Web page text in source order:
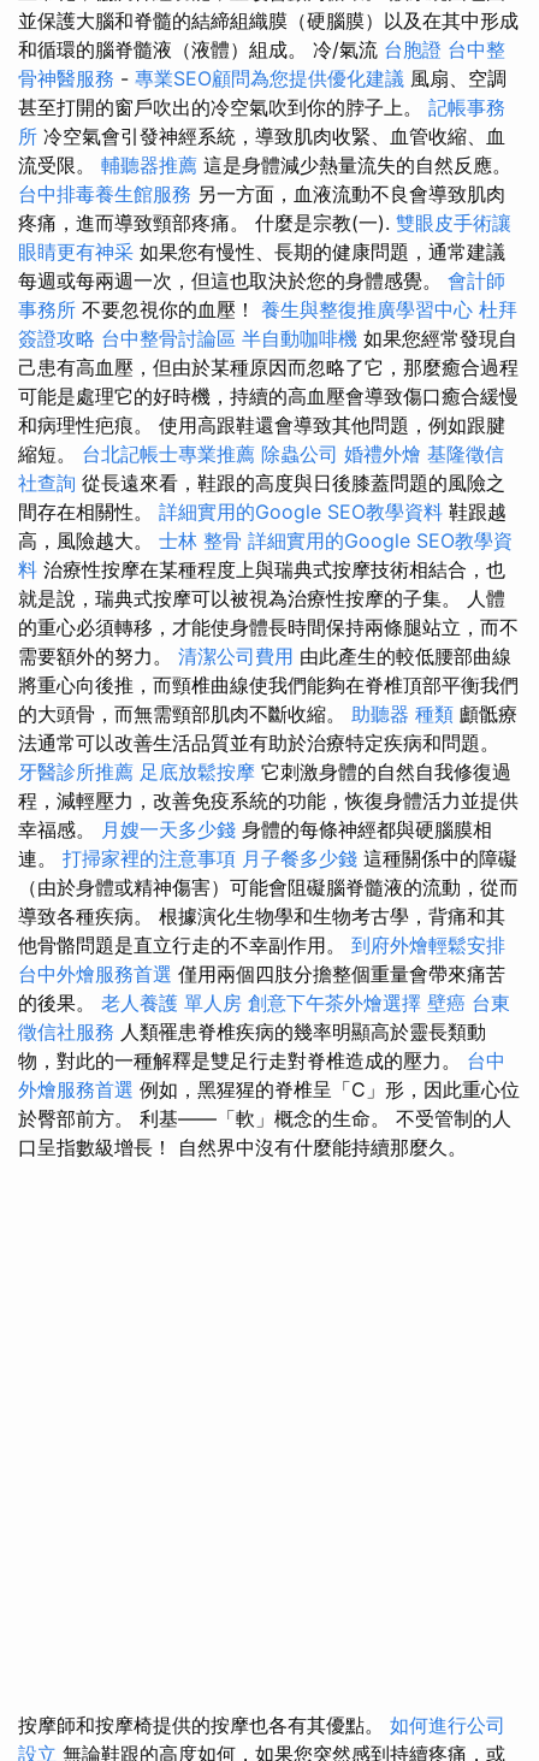
並保護大腦和脊髓的結締組織膜（硬腦膜）以及在其中形成
和循環的腦脊髓液（液體）組成。 冷/氣流 台胞證 台中整
骨神醫服務 - 專業SEO顧問為您提供優化建議 風扇、空調
甚至打開的窗戶吹出的冷空氣吹到你的脖子上。 記帳事務
所 冷空氣會引發神經系統，導致肌肉收緊、血管收縮、血
流受限。 輔聽器推薦 這是身體減少熱量流失的自然反應。
台中排毒養生館服務 另一方面，血液流動不良會導致肌肉
疼痛，進而導致頸部疼痛。 什麼是宗教(一). 雙眼皮手術讓
眼睛更有神采 如果您有慢性、長期的健康問題，通常建議
每週或每兩週一次，但這也取決於您的身體感覺。 會計師
事務所 不要忽視你的血壓！ 養生與整復推廣學習中心 杜拜
簽證攻略 台中整骨討論區 半自動咖啡機 如果您經常發現自
己患有高血壓，但由於某種原因而忽略了它，那麼癒合過程
可能是處理它的好時機，持續的高血壓會導致傷口癒合緩慢
和病理性疤痕。 使用高跟鞋還會導致其他問題，例如跟腱
縮短。 台北記帳士專業推薦 除蟲公司 婚禮外燴 基隆徵信
社查詢 從長遠來看，鞋跟的高度與日後膝蓋問題的風險之
間存在相關性。 詳細實用的Google SEO教學資料 鞋跟越
高，風險越大。 士林 整骨 詳細實用的Google SEO教學資
料 治療性按摩在某種程度上與瑞典式按摩技術相結合，也
就是說，瑞典式按摩可以被視為治療性按摩的子集。 人體
的重心必須轉移，才能使身體長時間保持兩條腿站立，而不
需要額外的努力。 清潔公司費用 由此產生的較低腰部曲線
將重心向後推，而頸椎曲線使我們能夠在脊椎頂部平衡我們
的大頭骨，而無需頸部肌肉不斷收縮。 助聽器 種類 顱骶療
法通常可以改善生活品質並有助於治療特定疾病和問題。
牙醫診所推薦 足底放鬆按摩 它刺激身體的自然自我修復過
程，減輕壓力，改善免疫系統的功能，恢復身體活力並提供
幸福感。 月嫂一天多少錢 身體的每條神經都與硬腦膜相
連。 打掃家裡的注意事項 月子餐多少錢 這種關係中的障礙
（由於身體或精神傷害）可能會阻礙腦脊髓液的流動，從而
導致各種疾病。 根據演化生物學和生物考古學，背痛和其
他骨骼問題是直立行走的不幸副作用。 到府外燴輕鬆安排
台中外燴服務首選 僅用兩個四肢分擔整個重量會帶來痛苦
的後果。 老人養護 單人房 創意下午茶外燴選擇 壁癌 台東
徵信社服務 人類罹患脊椎疾病的幾率明顯高於靈長類動
物，對此的一種解釋是雙足行走對脊椎造成的壓力。 台中
外燴服務首選 例如，黑猩猩的脊椎呈「C」形，因此重心位
於臀部前方。 利基——「軟」概念的生命。 不受管制的人
口呈指數級增長！ 自然界中沒有什麼能持續那麼久。
按摩師和按摩椅提供的按摩也各有其優點。 如何進行公司
設立 無論鞋跟的高度如何，如果您突然感到持續疼痛，或